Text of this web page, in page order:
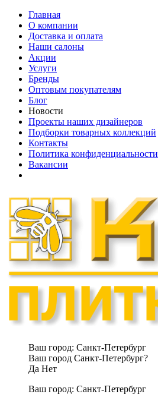
Главная
О компании
Доставка и оплата
Наши cалоны
Акции
Услуги
Бренды
Оптовым покупателям
Блог
Новости
Проекты наших дизайнеров
Подборки товарных коллекций
Контакты
Политика конфиденциальности
Вакансии
Ваш город: Санкт-Петербург
Ваш город Санкт-Петербург?
Да Нет
Ваш город: Санкт-Петербург